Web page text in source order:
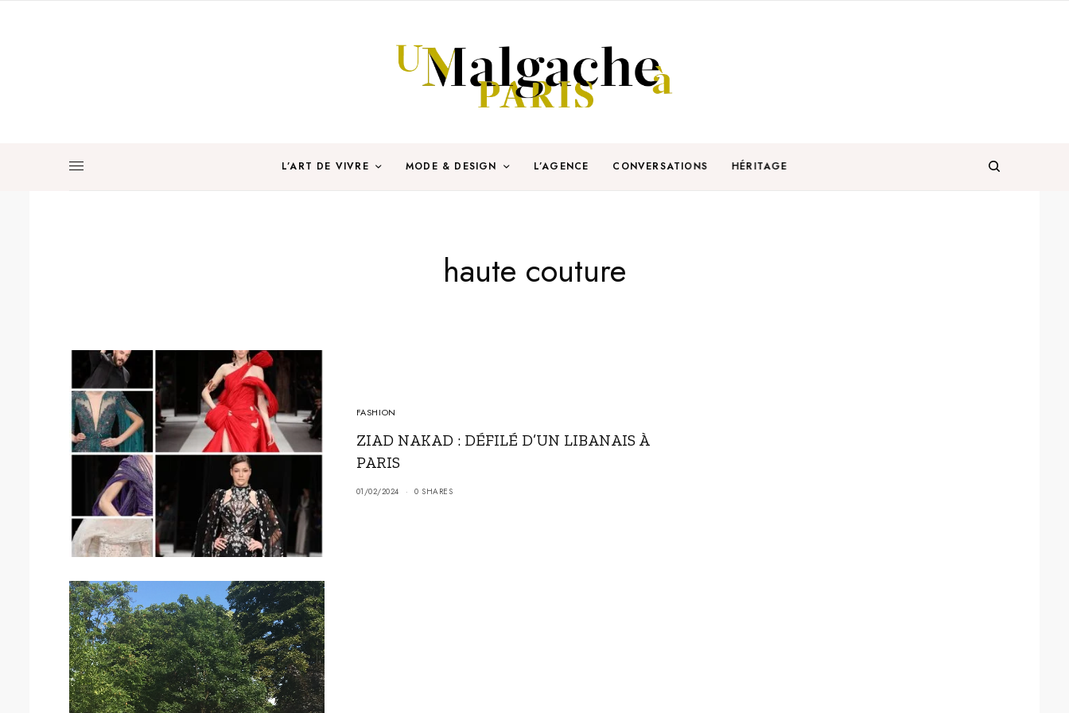
L’ART DE VIVRE MODE & DESIGN L’AGENCE CONVERSATIONS HÉRITAGE
haute couture
FASHION
ZIAD NAKAD : DÉFILÉ D’UN LIBANAIS À
PARIS
01/02/2024 0 SHARES